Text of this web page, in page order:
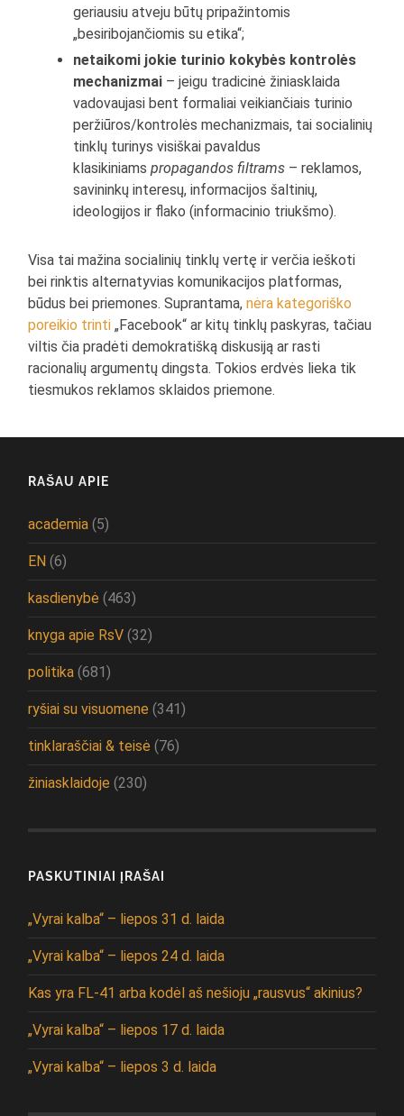
geriausiu atveju būtų pripažintomis
„besiribojančiomis su etika“;
netaikomi jokie turinio kokybės kontrolės
mechanizmai – jeigu tradicinė žiniasklaida
vadovaujasi bent formaliai veikiančiais turinio
peržiūros/kontrolės mechanizmais, tai socialinių
tinklų turinys visiškai pavaldus
klasikiniamspropagandos filtrams – reklamos,
savininkų interesų, informacijos šaltinių,
ideologijos ir flako (informacinio triukšmo).
Visa tai mažina socialinių tinklų vertę ir verčia ieškoti
bei rinktis alternatyvias komunikacijos platformas,
būdus bei priemones. Suprantama,nėra kategoriško
poreikio trinti „Facebook“ ar kitų tinklų paskyras, tačiau
viltis čia pradėti demokratišką diskusiją ar rasti
racionalių argumentų dingsta. Tokios erdvės lieka tik
tiesmukos reklamos sklaidos priemone.
RAŠAU APIE
academia (5)
EN (6)
kasdienybė (463)
knyga apie RsV (32)
politika (681)
ryšiai su visuomene (341)
tinklaraščiai & teisė (76)
žiniasklaidoje (230)
PASKUTINIAI ĮRAŠAI
„Vyrai kalba“ – liepos 31 d. laida
„Vyrai kalba“ – liepos 24 d. laida
Kas yra FL-41 arba kodėl aš nešioju „rausvus“ akinius?
„Vyrai kalba“ – liepos 17 d. laida
„Vyrai kalba“ – liepos 3 d. laida